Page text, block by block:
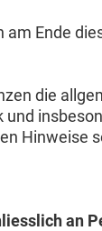
Ende
die
Hinweise
an